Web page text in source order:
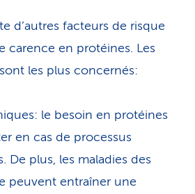
d’autres facteurs de risque
carence en protéines. Les
les plus concernés:
le besoin en protéines
en cas de processus
De plus, les maladies des
peuvent entraîner une